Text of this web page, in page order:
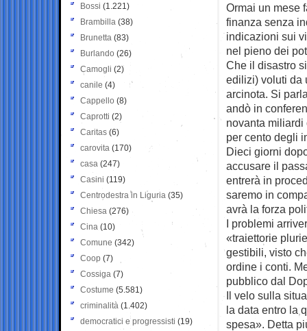
Ormai un mese
finanza senza
indicazioni sui
nel pieno dei
Che il disastro
edilizi) voluti da
arcinota. Si
andò in
novanta miliardi
per cento degli
Dieci giorni
accusare il
entrerà in
saremo in
avrà la forza
I problemi
«traiettorie
gestibili, visto
ordine i conti.
pubblico dal
Il velo sulla
la data entro la
spesa». Detta
Bossi (1.221)
Brambilla (38)
Brunetta (83)
Burlando (26)
Camogli (2)
canile (4)
Cappello (8)
Caprotti (2)
Caritas (6)
carovita (170)
casa (247)
Casini (119)
Centrodestra in Liguria (35)
Chiesa (276)
Cina (10)
Comune (342)
Coop (7)
Cossiga (7)
Costume (5.581)
criminalità (1.402)
democratici e progressisti (19)